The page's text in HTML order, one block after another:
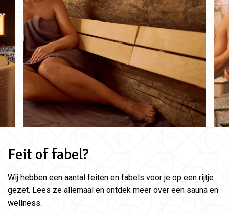
Feit of fabel?
Wij hebben een aantal feiten en fabels voor je op een rijtje
gezet. Lees ze allemaal en ontdek meer over een sauna en
wellness.